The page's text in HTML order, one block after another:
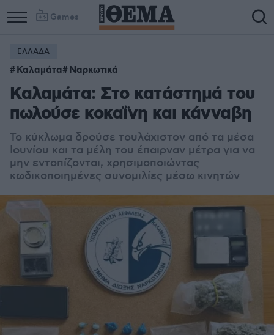
Games
ΕΛΛΑΔΑ
Καλαμάτα Ναρκωτικά
Καλαμάτα: Στο κατάστημά του
πωλούσε κοκαΐνη και κάνναβη
Το κύκλωμα δρούσε τουλάχιστον από τα μέσα
Ιουνίου και τα μέλη του έπαιρναν μέτρα για να
μην εντοπίζονται, χρησιμοποιώντας
κωδικοποιημένες συνομιλίες μέσω κινητών